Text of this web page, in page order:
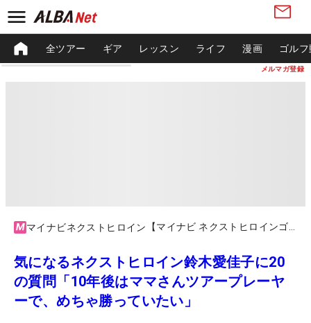
メルマガ登録
全ツアー ギア レッスン ライフ 漫画 ゴル
マイナビネクストヒロイン
気になるネクストヒロイン鈴木愛佳子に20
の質問「10年後はママさんツアープレーヤ
ーで、めちゃ勝っていたい」